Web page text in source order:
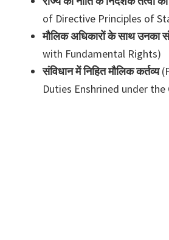
of Directive Principles of
मौलिक अधिकारों के साथ उनका
with Fundamental Rights)
संविधान में निहित मौलिक कर्तव्य
Duties Enshrined under